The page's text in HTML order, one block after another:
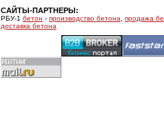
САЙТЫ-ПАРТНЕРЫ:
РБУ-1 бетон - производство бетона
продажа
доставка бетона